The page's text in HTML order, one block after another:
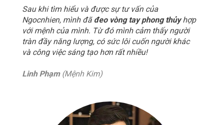
Sau khi tìm hiểu và được sự tư vấn của
Ngocnhien, mình đã đeo vòng tay phong thủyhợp
với mệnh của mình. Từ đó mình cảm thấy người
tràn đầy năng lượng, có sức lôi cuốn người khác
và công việc sáng tạo hơn rất nhiều!
Linh Phạm(Mệnh Kim)